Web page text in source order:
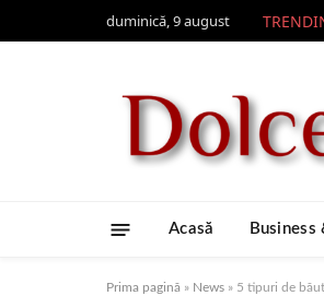
duminică, 9 august
Acasă Business
Prima pagină » News » 5 tipuri de